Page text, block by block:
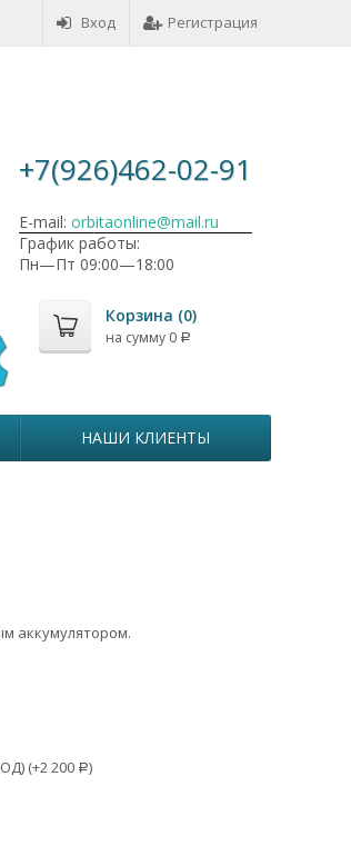
Вход Регистрация
+7(926)462-02-91
E-mail: orbitaonline@mail.ru
График работы:
Пн—Пт 09:00—18:00
Корзина (0)
на сумму 0 Р
НАШИ КЛИЕНТЫ
аккумулятором.
(+2 200 Р)